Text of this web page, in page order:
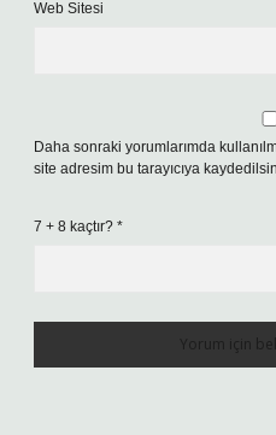
Web Sitesi
Daha sonraki yorumlarımda
site adresim bu tarayıcıya
7 + 8 kaçtır? *